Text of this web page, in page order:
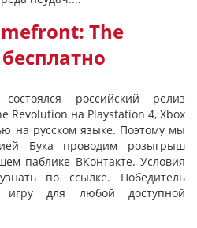
The
российский релиз
Revolution на Playstation 4, Xbox
на русском языке. Поэтому мы
Бука проводим розыгрыш
паблике ВКонтакте. Условия
по ссылке. Победитель
игру для любой доступной